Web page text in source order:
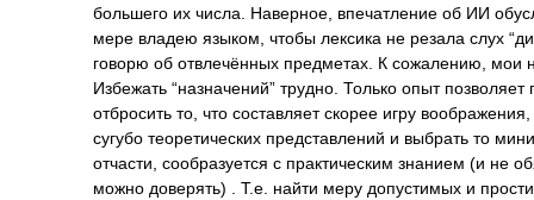
большего их числа. Наверное, впечатление об ИИ
мере владею языком, чтобы лексика не резала слух
говорю об отвлечённых предметах. К сожалению, мои
Избежать “назначений” трудно. Только опыт
отбросить то, что составляет скорее игру
сугубо теоретических представлений и выбрать то
отчасти, сообразуется с практическим знанием (и не
можно доверять) . Т.е. найти меру допустимых и